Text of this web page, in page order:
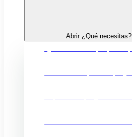
Abrir ¿Qué necesitas?